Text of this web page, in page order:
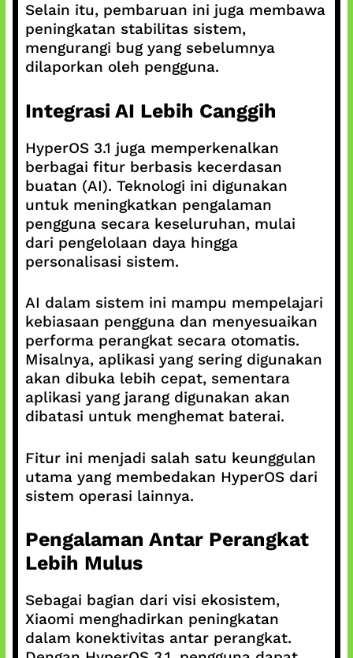
Selain itu, pembaruan ini juga membawa
peningkatan stabilitas sistem,
mengurangi bug yang sebelumnya
dilaporkan oleh pengguna.
Integrasi AI Lebih Canggih
HyperOS 3.1 juga memperkenalkan
berbagai fitur berbasis kecerdasan
buatan (AI). Teknologi ini digunakan
untuk meningkatkan pengalaman
pengguna secara keseluruhan, mulai
dari pengelolaan daya hingga
personalisasi sistem.
AI dalam sistem ini mampu mempelajari
kebiasaan pengguna dan menyesuaikan
performa perangkat secara otomatis.
Misalnya, aplikasi yang sering digunakan
akan dibuka lebih cepat, sementara
aplikasi yang jarang digunakan akan
dibatasi untuk menghemat baterai.
Fitur ini menjadi salah satu keunggulan
utama yang membedakan HyperOS dari
sistem operasi lainnya.
Pengalaman Antar Perangkat
Lebih Mulus
Sebagai bagian dari visi ekosistem,
Xiaomi menghadirkan peningkatan
dalam konektivitas antar perangkat.